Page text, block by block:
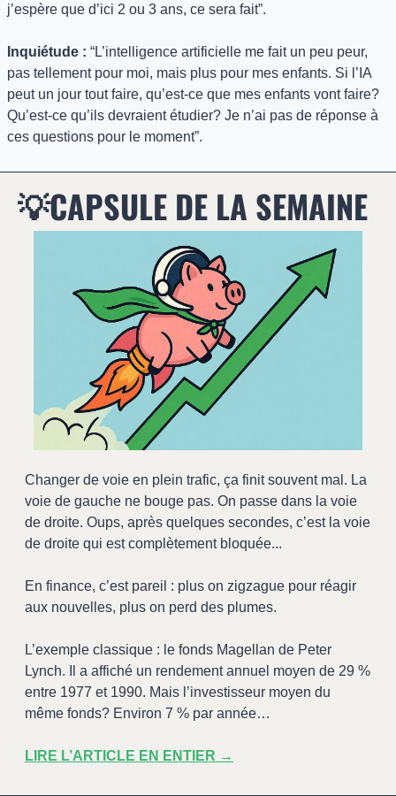
j’espère que d’ici 2 ou 3 ans, ce sera fait”.
Inquiétude : “L’intelligence artificielle me fait un peu peur,
pas tellement pour moi, mais plus pour mes enfants. Si l’IA
peut un jour tout faire, qu’est-ce que mes enfants vont faire?
Qu’est-ce qu’ils devraient étudier? Je n’ai pas de réponse à
ces questions pour le moment”.
💡CAPSULE DE LA SEMAINE
Changer de voie en plein trafic, ça finit souvent mal. La
voie de gauche ne bouge pas. On passe dans la voie
de droite. Oups, après quelques secondes, c’est la voie
de droite qui est complètement bloquée...
En finance, c’est pareil : plus on zigzague pour réagir
aux nouvelles, plus on perd des plumes.
L’exemple classique : le fonds Magellan de Peter
Lynch. Il a affiché un rendement annuel moyen de 29 %
entre 1977 et 1990. Mais l’investisseur moyen du
même fonds? Environ 7 % par année…
LIRE L’ARTICLE EN ENTIER →